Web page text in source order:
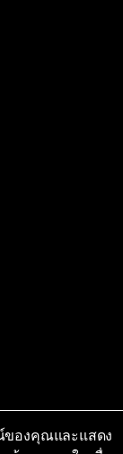
ของคุณและแสดง